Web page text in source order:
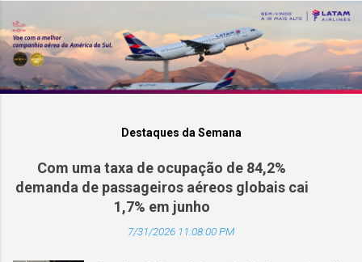
Destaques da Semana
Com uma taxa de ocupação de 84,2%
demanda de passageiros aéreos globais cai
1,7% em junho
7/31/2026 11:08:00 PM